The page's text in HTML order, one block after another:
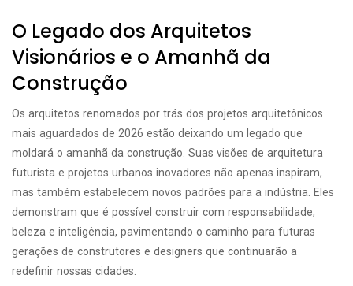
O Legado dos Arquitetos
Visionários e o Amanhã da
Construção
Os arquitetos renomados por trás dos projetos arquitetônicos
mais aguardados de 2026 estão deixando um legado que
moldará o amanhã da construção. Suas visões de arquitetura
futurista e projetos urbanos inovadores não apenas inspiram,
mas também estabelecem novos padrões para a indústria. Eles
demonstram que é possível construir com responsabilidade,
beleza e inteligência, pavimentando o caminho para futuras
gerações de construtores e designers que continuarão a
redefinir nossas cidades.